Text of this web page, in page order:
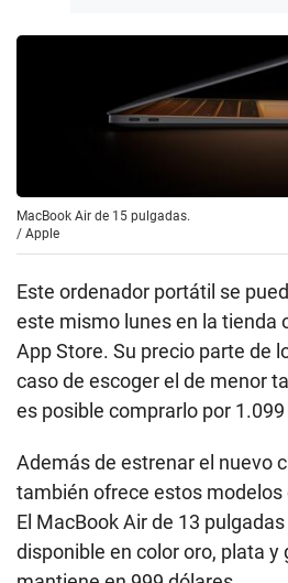
MacBook Air de 15 pulgadas.
/ Apple
Este ordenador portátil se
este mismo lunes en la tienda
App Store. Su precio parte de
caso de escoger el de menor
es posible comprarlo por
Además de estrenar el nuevo
también ofrece estos modelos
El MacBook Air de 13
disponible en color oro, plata y